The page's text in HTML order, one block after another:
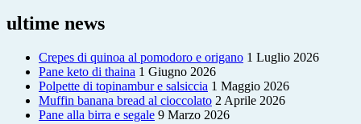
ultime news
Crepes di quinoa al pomodoro e origano 1 Luglio 2026
Pane keto di thaina 1 Giugno 2026
Polpette di topinambur e salsiccia 1 Maggio 2026
Muffin banana bread al cioccolato 2 Aprile 2026
Pane alla birra e segale 9 Marzo 2026